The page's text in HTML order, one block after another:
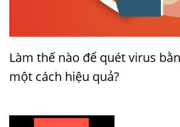
Làm thế nào để quét virus
một cách hiệu quả?